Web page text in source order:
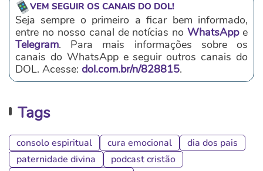
VEM SEGUIR OS CANAIS DO DOL!
Seja sempre o primeiro a ficar bem informado,
entre no nosso canal de notícias noWhatsAppe
Telegram. Para mais informações sobre os
canais do WhatsApp e seguir outros canais do
DOL. Acesse: dol.com.br/n/828815.
Tags
consolo espiritual cura emocional
dia dos pais
paternidade divina
podcast cristão